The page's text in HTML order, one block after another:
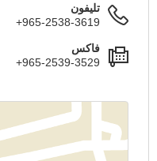
تليفون
+965-2538-3619
فاكس
+965-2539-3529